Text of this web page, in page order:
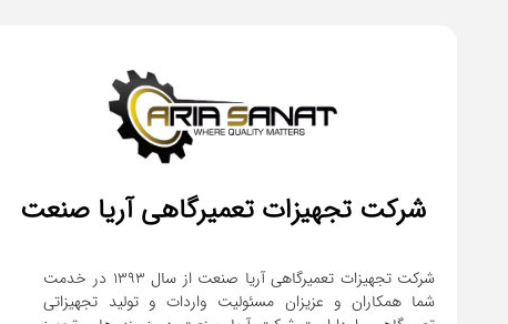
شرکت تجهیزات تعمیرگاهی آریا صنعت
شرکت تجهیزات تعمیرگاهی آریا صنعت از سال ۱۳۹۳ در خدمت
شما همکاران و عزیزان مسئولیت واردات و تولید تجهیزاتی